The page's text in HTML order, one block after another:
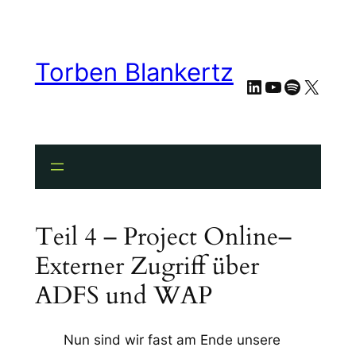
Torben Blankertz LinkedIn
YouTube
Spotify
X
Teil 4 – Project Online–
Externer Zugriff über
ADFS und WAP
Nun sind wir fast am Ende unsere